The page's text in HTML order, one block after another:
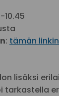
10.45
: tämän
lisäksi
tarkastella